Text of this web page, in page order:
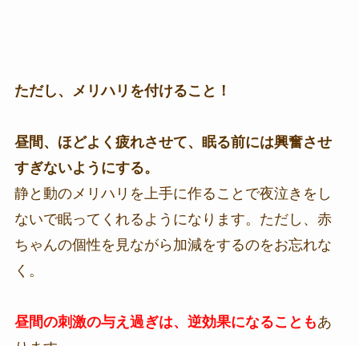
ただし、メリハリを付けること！
昼間、ほどよく疲れさせて、眠る前には興奮させ
すぎないようにする。
静と動のメリハリを上手に作ることで夜泣きをし
ないで眠ってくれるようになります。ただし、赤
ちゃんの個性を見ながら加減をするのをお忘れな
く。
昼間の刺激の与え過ぎは、逆効果になることもあ